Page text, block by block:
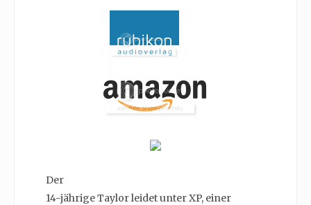
Der
14-jährige Taylor leidet unter XP, einer